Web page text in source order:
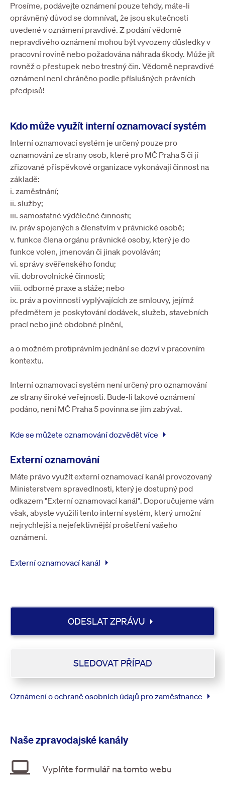
Prosíme, podávejte oznámení pouze tehdy, máte-li
oprávněný důvod se domnívat, že jsou skutečnosti
uvedené v oznámení pravdivé. Z podání vědomě
nepravdivého oznámení mohou být vyvozeny důsledky v
pracovní rovině nebo požadována náhrada škody. Může jít
rovněž o přestupek nebo trestný čin. Vědomě nepravdivé
oznámení není chráněno podle příslušných právních
předpisů!
Kdo může využít interní oznamovací systém
Interní oznamovací systém je určený pouze pro
oznamování ze strany osob, které pro MČ Praha 5 či jí
zřizované příspěvkové organizace vykonávají činnost na
základě:
i. zaměstnání;
ii. služby;
iii. samostatné výdělečné činnosti;
iv. práv spojených s členstvím v právnické osobě;
v. funkce člena orgánu právnické osoby, který je do
funkce volen, jmenován či jinak povoláván;
vi. správy svěřenského fondu;
vii. dobrovolnické činnosti;
viii. odborné praxe a stáže; nebo
ix. práv a povinností vyplývajících ze smlouvy, jejímž
předmětem je poskytování dodávek, služeb, stavebních
prací nebo jiné obdobné plnění,
a o možném protiprávním jednání se dozví v pracovním
kontextu.
Interní oznamovací systém není určený pro oznamování
ze strany široké veřejnosti. Bude-li takové oznámení
podáno, není MČ Praha 5 povinna se jím zabývat.
Kde se můžete oznamování dozvědět více arrow_right
Externí oznamování
Máte právo využít externí oznamovací kanál provozovaný
Ministerstvem spravedlnosti, který je dostupný pod
odkazem "Externí oznamovací kanál". Doporučujeme vám
však, abyste využili tento interní systém, který umožní
nejrychlejší a nejefektivnější prošetření vašeho
oznámení.
Externí oznamovací kanál arrow_right
ODESLAT ZPRÁVU arrow_right
SLEDOVAT PŘÍPAD
Oznámení o ochraně osobních údajů pro zaměstnance arrow_right
Naše zpravodajské kanály
laptop_windows Vyplňte formulář na tomto webu